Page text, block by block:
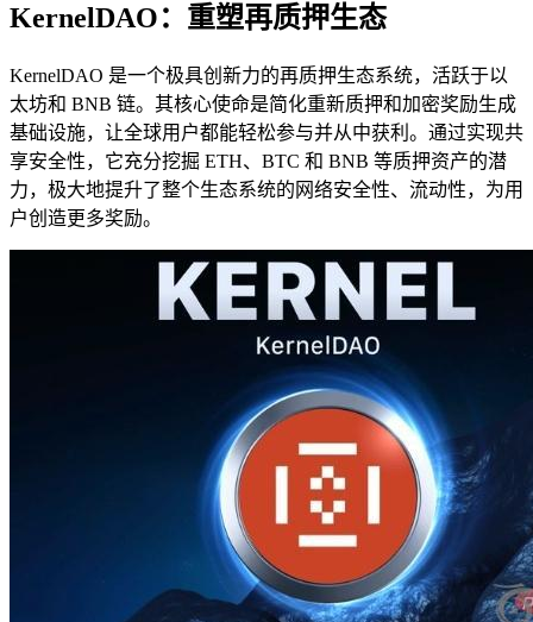
KernelDAO：重塑再质押生态
KernelDAO 是一个极具创新力的再质押生态系统，活跃于以
太坊和 BNB 链。其核心使命是简化重新质押和加密奖励生成
基础设施，让全球用户都能轻松参与并从中获利。通过实现共
享安全性，它充分挖掘 ETH、BTC 和 BNB 等质押资产的潜
力，极大地提升了整个生态系统的网络安全性、流动性，为用
户创造更多奖励。